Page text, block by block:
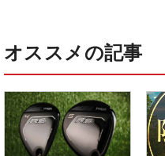
オススメの記事